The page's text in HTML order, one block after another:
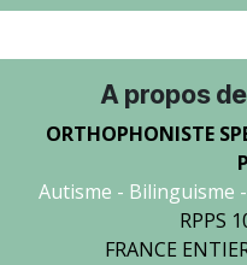
A propos
ORTHOPHONISTE
Autisme - Bilinguisme
RPPS
FRANCE